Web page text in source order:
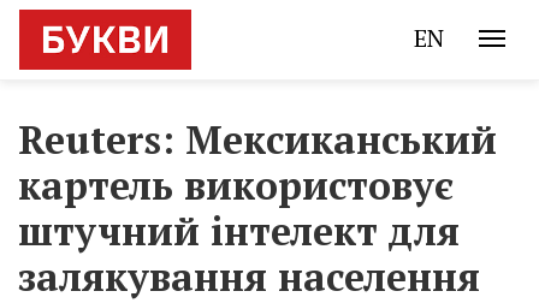
EN
Reuters: Мексиканський
картель використовує
штучний інтелект для
залякування населення